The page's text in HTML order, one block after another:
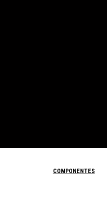
COMPONENTES